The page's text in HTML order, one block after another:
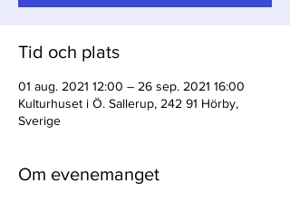
Tid och plats
01 aug. 2021 12:00 – 26 sep. 2021 16:00
Kulturhuset i Ö. Sallerup, 242 91 Hörby,
Sverige
Om evenemanget